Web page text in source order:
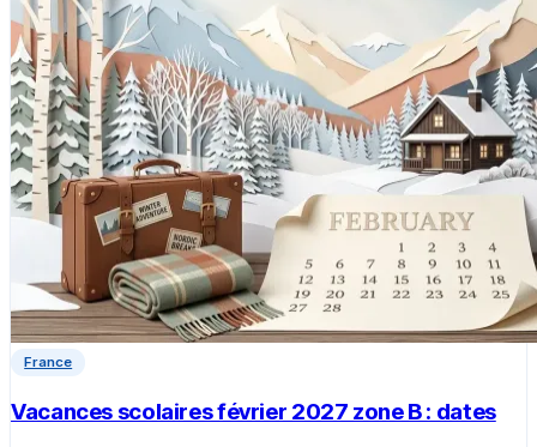
France
Vacances scolaires février 2027 zone B : dates